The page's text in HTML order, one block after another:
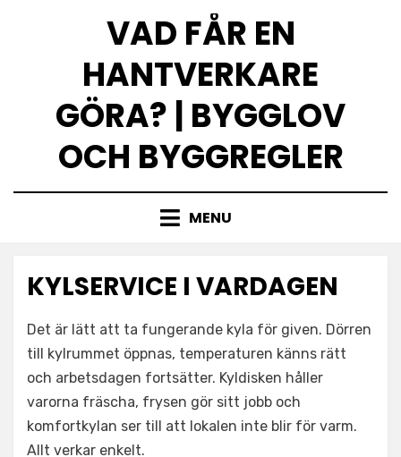
VAD FÅR EN
HANTVERKARE
GÖRA? | BYGGLOV
OCH BYGGREGLER
MENU
KYLSERVICE I VARDAGEN
Det är lätt att ta fungerande kyla för given. Dörren
till kylrummet öppnas, temperaturen känns rätt
och arbetsdagen fortsätter. Kyldisken håller
varorna fräscha, frysen gör sitt jobb och
komfortkylan ser till att lokalen inte blir för varm.
Allt verkar enkelt.